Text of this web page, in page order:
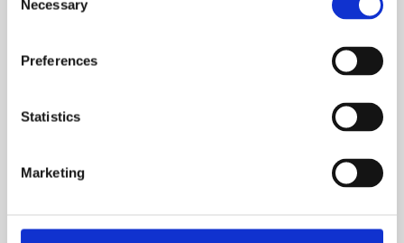
Selection
Necessary
Preferences
Statistics
Marketing
bent, wat je kunt en waar je naar op
We bekijken graag of er
Bekijk ook eens de vacatures voor